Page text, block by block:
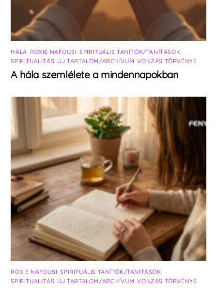
HÁLA ROXIE NAFOUSI SPIRITUÁLIS TANÍTÓK/TANÍTÁSOK
SPIRITUALITÁS ÚJ TARTALOM/ARCHÍVUM ,VONZÁS TÖRVÉNYE
A hála szemlélete a mindennapokban
ROXIE NAFOUSI ,SPIRITUÁLIS TANÍTÓK/TANÍTÁSOK
SPIRITUALITÁS ÚJ TARTALOM/ARCHÍVUM ,VONZÁS TÖRVÉNYE